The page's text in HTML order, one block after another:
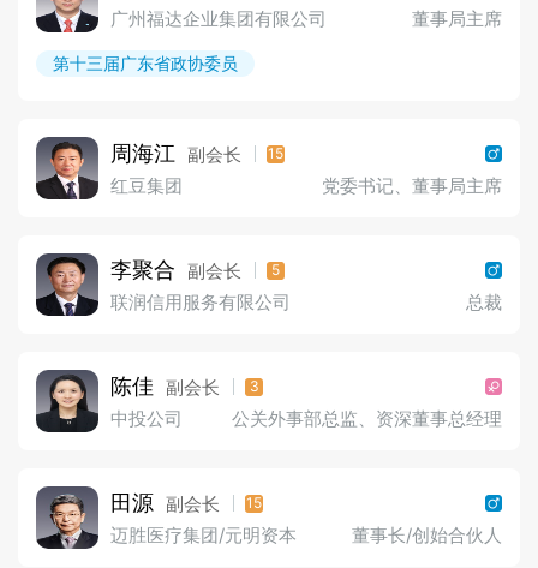
广州福达企业集团有限公司 董事局主席
第十三届广东省政协委员
周海江 副会长 15
红豆集团 党委书记、董事局主席
李聚合 副会长 5
联润信用服务有限公司 总裁
陈佳 副会长 3
中投公司 公关外事部总监、资深董事总经理
田源 副会长 15
迈胜医疗集团/元明资本 董事长/创始合伙人